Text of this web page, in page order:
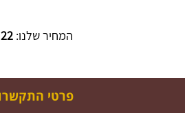
המחיר שלנו: 22
פרטי